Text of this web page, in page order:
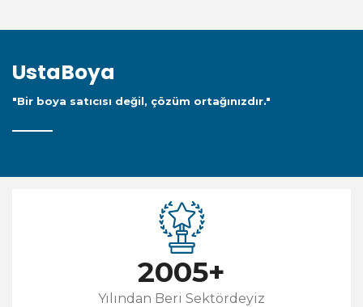
UstaBoya
"Bir boya satıcısı değil, çözüm ortağınızdır."
2005+
Yılından Beri Sektördeyiz